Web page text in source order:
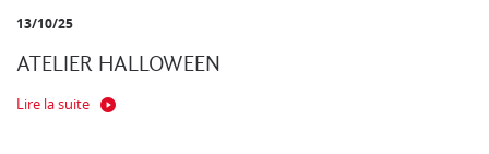
13/10/25
ATELIER HALLOWEEN
Lire la suite